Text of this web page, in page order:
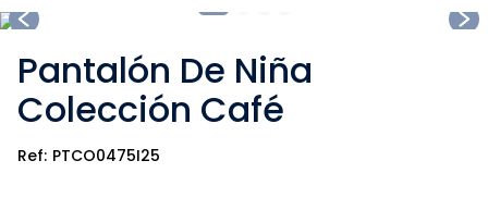
Pantalón De Niña
Colección Café
PTCO0475I25
2.
3.
medias
4.
sandalias